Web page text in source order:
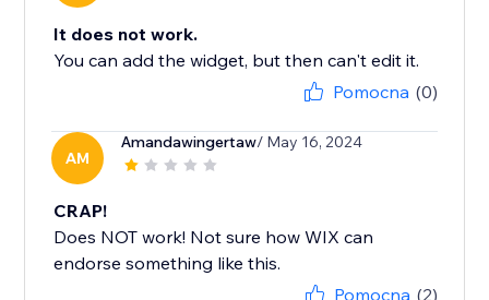
It does not work.
You can add the widget, but then can't edit it.
Pomocna (0)
AM
Amandawingertaw/ May 16, 2024
CRAP!
Does NOT work! Not sure how WIX can
endorse something like this.
Pomocna (2)